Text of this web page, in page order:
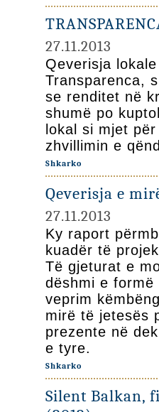
27.11.2013
Qeverisja
Transparenca,
se renditet në
shumë po
lokal si mjet
zhvillimin e
Shkarko
Qeverisja e
27.11.2013
Ky raport
kuadër të
Të gjeturat e
dëshmi e
veprim
mirë të jetesës
prezente në
e tyre.
Shkarko
Silent Balkan,